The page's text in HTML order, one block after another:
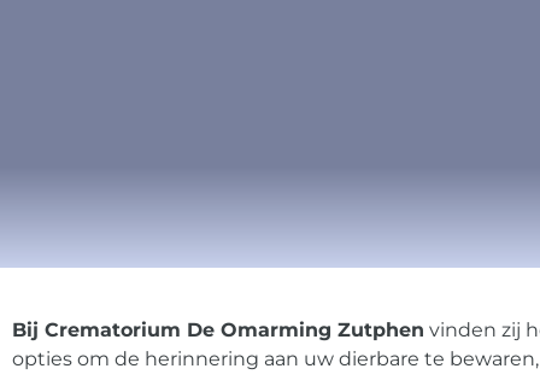
Bij Crematorium De Omarming Zutphen vinden zij
opties om de herinnering aan uw dierbare te